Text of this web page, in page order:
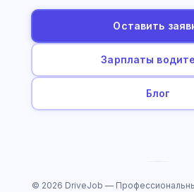
Оставить
Зарплаты
Блог
© 2026 DriveJob —